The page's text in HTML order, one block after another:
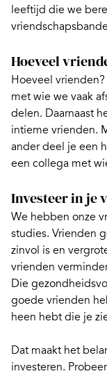
leeftijd die we
Hoeveel
Hoeveel
met wie we vaak
delen. Daarnaast
intieme vrienden.
ander deel je een
een collega met
Investeer in je
We hebben onze
studies. Vrienden
zinvol is en
vrienden
Die
goede vrienden
heen hebt die je
Dat maakt het
investeren.